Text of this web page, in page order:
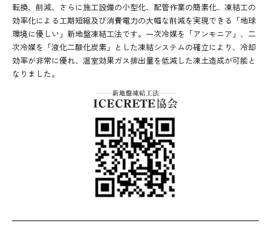
転換、削減、さらに施工設備の小型化、配管作業の簡素化、凍結工の
効率化による工期短縮及び消費電力の大幅な削減を実現できる「地球
環境に優しい」新地盤凍結工法です。一次冷媒を「アンモニア」、二
次冷媒を「液化二酸化炭素」とした凍結システムの確立により、冷却
効率が非常に優れ、温室効果ガス排出量を低減した凍土造成が可能と
なりました。